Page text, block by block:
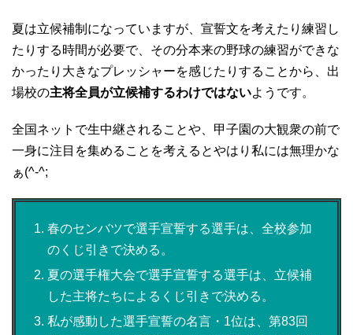
夏は立候補制になっていますが、宣誓文を考えたり練習し
たりする時間が必要で、その分本来の野球の練習ができな
かったり大きなプレッシャーを感じたりすることから、出
場校の主将全員が立候補するわけではないようです。
全国ネットで生中継されることや、甲子園の大観衆の前で
一身に注目を集めることを考えるとやはり私には無理かな
ぁ(^-^;
春のセンバツで選手宣誓する選手は、全校参加
のくじ引きで決める。
夏の選手権大会で選手宣誓する選手は、立候補
した主将たちによるくじ引きで決める。
私が感動した選手宣誓の名言・1位は、第83回